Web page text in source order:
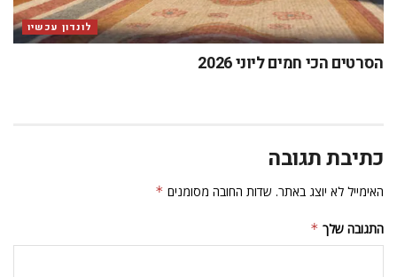
לונדון עכשיו
הסרטים הכי חמים ליוני 2026
כתיבת תגובה
האימייל לא יוצג באתר. שדות החובה מסומנים *
התגובה שלך *